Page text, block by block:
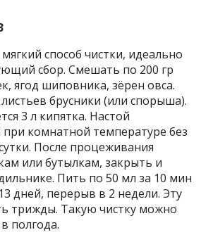
способ чистки, идеально
сбор. Смешать по 200 гр
ягод шиповника, зёрен овса.
брусники (или спорыша).
3 л кипятка. Настой
комнатной температуре без
После процеживания
или бутылкам, закрыть и
Пить по 50 мл за 10 мин
дней, перерыв в 2 недели. Эту
трижды. Такую чистку можно
полгода.